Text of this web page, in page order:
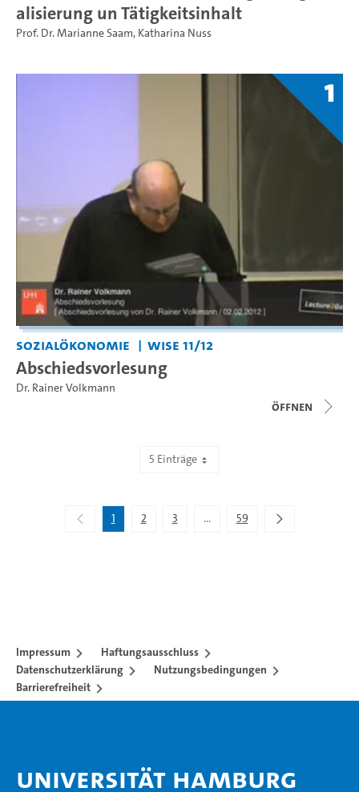
alisierung un Tätigkeitsinhalt
Prof. Dr. Marianne Saam, Katharina Nuss
1
Sozialökonomie WiSe 11/12
Abschiedsvorlesung
Dr. Rainer Volkmann
Öffnen
5 Einträge
1 2 3 ...
Zwischenseiten Navigieren mit
59
Impressum
Haftungsausschluss
Datenschutzerklärung
Nutzungsbedingungen
Barrierefreiheit
Universität Hamburg